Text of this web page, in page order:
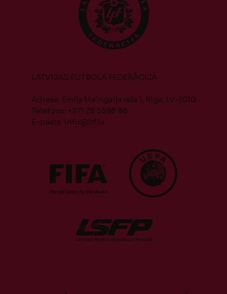
LATVIJAS FUTBOLA FEDERĀCIJA
Adrese: Emiļa Melngaiļa iela 1, Rīga, LV-1010
Telefons: +371 28 5598 98
E-pasts: info@lff.lv